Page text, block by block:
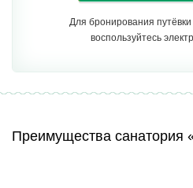
Для бронирования
воспользуйтесь
Преимущества санатория